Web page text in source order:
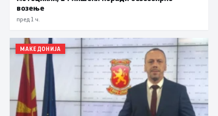
возење
пред 1 ч.
МАКЕДОНИЈА